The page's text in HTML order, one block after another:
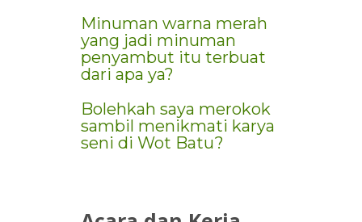
Minuman warna merah
yang jadi minuman
penyambut itu terbuat
dari apa ya?
Bolehkah saya merokok
sambil menikmati karya
seni di Wot Batu?